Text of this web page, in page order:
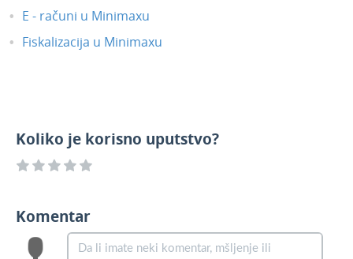
E - računi u Minimaxu
Fiskalizacija u Minimaxu
Koliko je korisno uputstvo?
Komentar